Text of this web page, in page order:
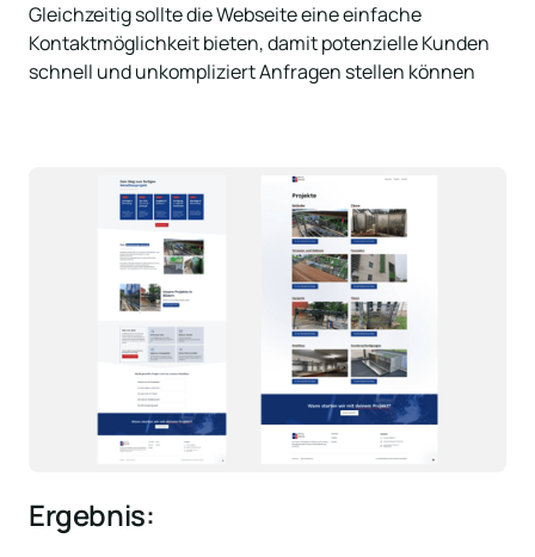
Gleichzeitig sollte die Webseite eine einfache
Kontaktmöglichkeit bieten, damit potenzielle Kunden
schnell und unkompliziert Anfragen stellen können
Ergebnis: